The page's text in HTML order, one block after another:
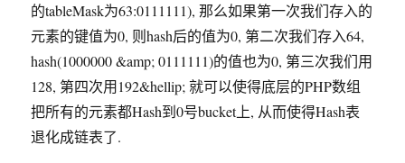
的tableMask为63:0111111), 那么如果第一次我们存入的
元素的键值为0, 则hash后的值为0, 第二次我们存入64,
hash(1000000 &amp; 0111111)的值也为0, 第三次我们用
128, 第四次用192&hellip; 就可以使得底层的PHP数组
把所有的元素都Hash到0号bucket上, 从而使得Hash表
退化成链表了.